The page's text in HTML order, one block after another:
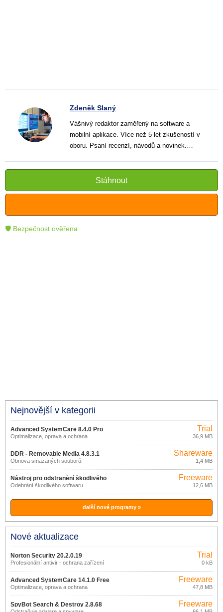
Zdeněk Slaný
Vášnivý redaktor zaměřený na software a
mobilní aplikace. Více než 5 let zkušeností v
oboru. Psaní recenzí, návodů a novinek.
pomáhají čtenářům lépe porozumět a využít
moderní technologie.
Stáhnout
🛡 Bezpečnost ověřena
Nejnovější v kategorii
Advanced SystemCare 8.4.0 Pro
Optimalizace, oprava a ochrana
Trial
36,9 MB
DDR - Removable Media 4.8.3.1
Obnova smazaných souborů.
Shareware
1,4 MB
Nástroj pro odstranění škodlivého
softwaru 3.19
Odebrání škodlivého softwaru.
Freeware
12,6 MB
další nové programy »
Nové aktualizace
Norton Security 20.2.0.19
Profesionální antivir - ochrana zařízení
Trial
0 kB
Advanced SystemCare 14.1.0 Free
Optimalizace, oprava a ochrana
Freeware
47,8 MB
SpyBot Search & Destroy 2.8.68 Freeware